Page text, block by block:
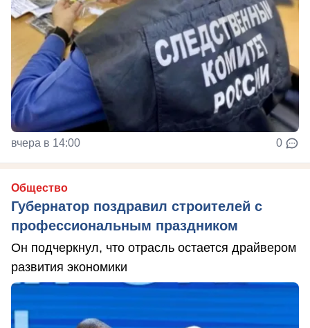
вчера в 14:00 0
Общество
Губернатор поздравил строителей с
профессиональным праздником
Он подчеркнул, что отрасль остается драйвером
развития экономики